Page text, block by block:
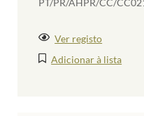
PT/PR/AHPR/CC/
Ver registo
Adicionar à lista